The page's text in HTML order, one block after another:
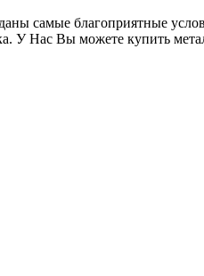
самые благоприятные
У Нас Вы можете купить